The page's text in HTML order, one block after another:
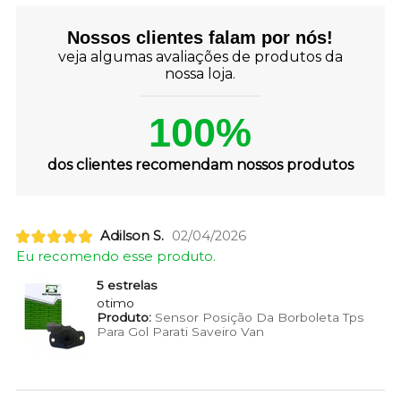
Nossos clientes falam por nós!
veja algumas avaliações de produtos da
nossa loja.
100%
dos clientes recomendam nossos produtos
Adilson S. 02/04/2026
Eu recomendo esse produto.
5 estrelas
otimo
Produto:Sensor Posição Da Borboleta Tps
Para Gol Parati Saveiro Van